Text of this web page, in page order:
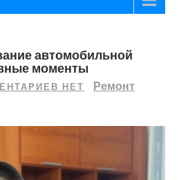
автомобильной
моменты
НЕТ
Ремонт